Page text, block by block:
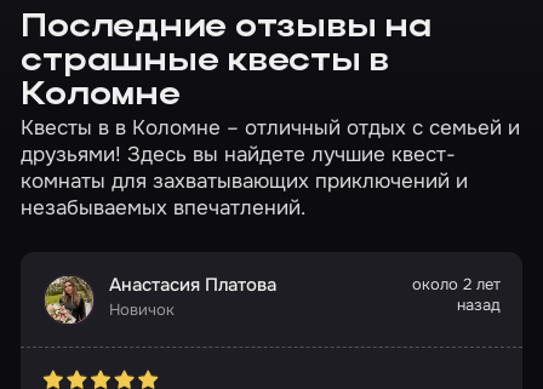
Последние отзывы на
страшные квесты в
Коломне
Квесты в в Коломне – отличный отдых с семьей и
друзьями! Здесь вы найдете лучшие квест-
комнаты для захватывающих приключений и
незабываемых впечатлений.
Анастасия Платова
Новичок
около 2 лет
назад